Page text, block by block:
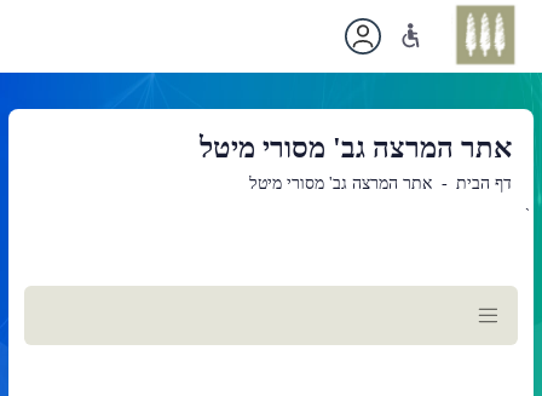
אתר המרצה גב' מסורי מיטל
דף הבית אתר המרצה גב' מסורי מיטל
`
תוכן
ראשי